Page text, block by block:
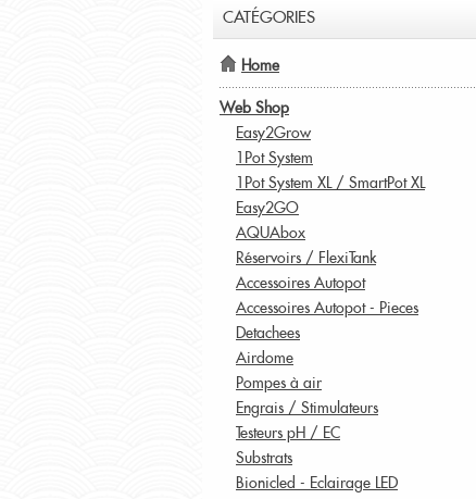
CATÉGORIES
Home
Web Shop
Easy2Grow
1Pot System
1Pot System XL / SmartPot XL
Easy2GO
AQUAbox
Réservoirs / FlexiTank
Accessoires Autopot
Accessoires Autopot - Pieces
Detachees
Airdome
Pompes à air
Engrais / Stimulateurs
Testeurs pH / EC
Substrats
Bionicled - Eclairage LED